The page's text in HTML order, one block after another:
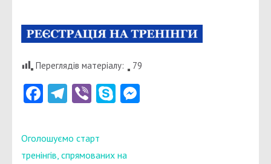
Переглядів матеріалу: 79
Facebook
Telegram
ViberSkype
Навігація
записів
Оголошуємо старт
тренінгів, спрямованих на